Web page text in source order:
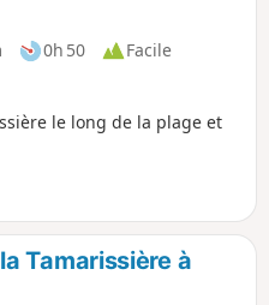
0h 50
Facile
le long de la plage et
Tamarissière à